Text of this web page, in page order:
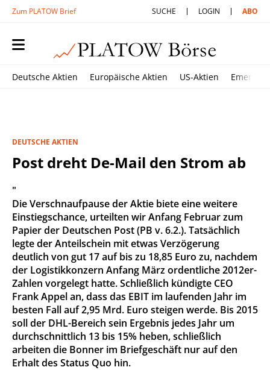
Zum PLATOW Brief SUCHE LOGIN ABO
Deutsche Aktien Europäische Aktien US-Aktien
DEUTSCHE AKTIEN
Post dreht De-Mail den Strom ab
"
Die Verschnaufpause der Aktie biete eine weitere
Einstiegschance, urteilten wir Anfang Februar zum
Papier der Deutschen Post (PB v. 6.2.). Tatsächlich
legte der Anteilschein mit etwas Verzögerung
deutlich von gut 17 auf bis zu 18,85 Euro zu, nachdem
der Logistikkonzern Anfang März ordentliche 2012er-
Zahlen vorgelegt hatte. Schließlich kündigte CEO
Frank Appel an, dass das EBIT im laufenden Jahr im
besten Fall auf 2,95 Mrd. Euro steigen werde. Bis 2015
soll der DHL-Bereich sein Ergebnis jedes Jahr um
durchschnittlich 13 bis 15% heben, schließlich
arbeiten die Bonner im Briefgeschäft nur auf den
Erhalt des Status Quo hin.